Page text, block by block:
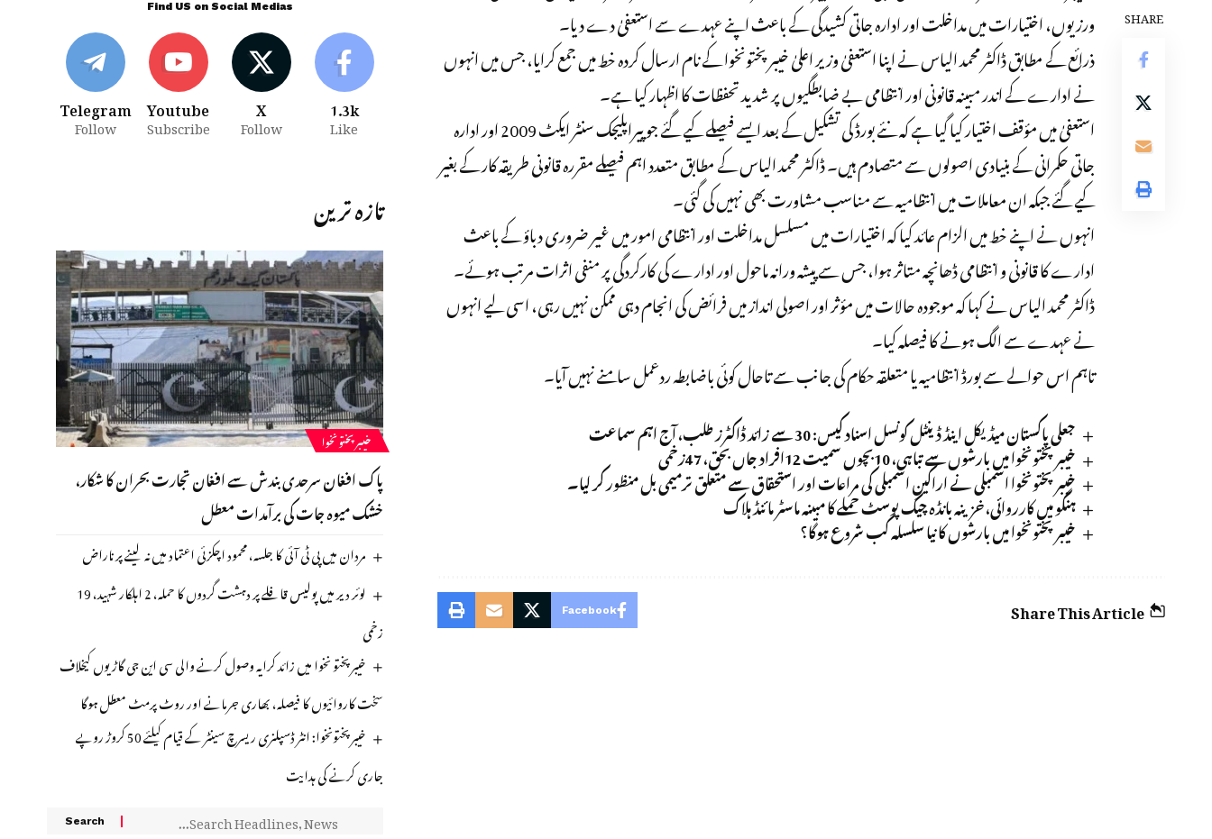
SHARE
ورزیوں، اختیارات میں مداخلت اور ادارہ جاتی کشیدگی کے باعث اپنے عہدے سے استعفیٰ دے دیا۔
ذرائع کے مطابق ڈاکٹر محمد الیاس نے اپنا استعفیٰ وزیر اعلیٰ خیبر پختونخوا کے نام ارسال کردہ خط میں جمع کرایا، جس میں انہوں
نے ادارے کے اندر مبینہ قانونی اور انتظامی بے ضابطگیوں پر شدید تحفظات کا اظہار کیا ہے۔
استعفیٰ میں مؤقف اختیار کیا گیا ہے کہ نئے بورڈ کی تشکیل کے بعد ایسے فیصلے کیے گئے جو پیراپلیجک سنٹر ایکٹ 2009 اور ادارہ
جاتی حکمرانی کے بنیادی اصولوں سے متصادم ہیں۔ ڈاکٹر محمد الیاس کے مطابق متعدد اہم فیصلے مقررہ قانونی طریقہ کار کے بغیر
کیے گئے جبکہ ان معاملات میں انتظامیہ سے مناسب مشاورت بھی نہیں کی گئی۔
انہوں نے اپنے خط میں الزام عائد کیا کہ اختیارات میں مسلسل مداخلت اور انتظامی امور میں غیر ضروری دباؤ کے باعث
ادارے کا قانونی و انتظامی ڈھانچہ متاثر ہوا، جس سے پیشہ ورانہ ماحول اور ادارے کی کارکردگی پر منفی اثرات مرتب ہوئے۔
ڈاکٹر محمد الیاس نے کہا کہ موجودہ حالات میں مؤثر اور اصولی انداز میں فرائض کی انجام دہی ممکن نہیں رہی، اسی لیے انہوں
نے عہدے سے الگ ہونے کا فیصلہ کیا۔
تاہم اس حوالے سے بورڈ انتظامیہ یا متعلقہ حکام کی جانب سے تاحال کوئی باضابطہ ردعمل سامنے نہیں آیا۔
جعلی پاکستان میڈیکل اینڈ ڈینٹل کونسل اسناد کیس: 30 سے زائد ڈاکٹرز طلب، آج اہم سماعت
خیبرپختونخوا میں بارشوں سے تباہی، 10بچوں سمیت 12افراد جاں بحق، 47زخمی
خیبرپختونخوا اسمبلی نے اراکینِ اسمبلی کی مراعات اور استحقاق سے متعلق ترمیمی بل منظور کر لیا۔
ہنگو میں کارروائی، خزینہ بانڈہ چیک پوسٹ حملے کا مبینہ ماسٹر مائنڈ ہلاک
خیبرپختونخوا میں بارشوں کا نیا سلسلہ کب شروع ہوگا؟
Share This Article
Facebook
Find US on Social Medias
1.3k
Like
X
Follow
Youtube
Subscribe
Telegram
Follow
تازہ ترین
خیبرپختونخوا
پاک افغان سرحدی بندش سے افغان تجارت بحران کا شکار،
خشک میوہ جات کی برآمدات معطل
مردان میں پی ٹی آئی کا جلسہ، محمود اچکزئی اعتماد میں نہ لینے پر ناراض
لوئر دیر میں پولیس قافلے پر دہشت گردوں کا حملہ، 2 اہلکار شہید، 19
زخمی
خیبر پختو نخوا میں زائد کرایہ وصول کرنے والی سی این جی گاڑیوں کیخلاف
سخت کاروائیوں کا فیصلہ، بھاری جرمانے اور روٹ پرمٹ معطل ہوگا
خیبر پختونخوا: انٹر ڈسپلنری ریسرچ سینٹر کے قیام کیلئے 50 کروڑ روپے
جاری کرنے کی ہدایت